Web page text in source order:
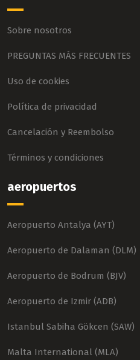
Sobre nosotros
PREGUNTAS MÁS FRECUENTES
Uso de cookies
Política de privacidad
Cancelación y Reembolso
Términos y condiciones
aeropuertos
Aeropuerto Antalya (AYT)
Aeropuerto de Dalaman (DLM)
Aeropuerto de Bodrum (BJV)
Aeropuerto de Izmir (ADB)
Istanbul Sabiha Gökcen (SAW)
Malta International (MLA)